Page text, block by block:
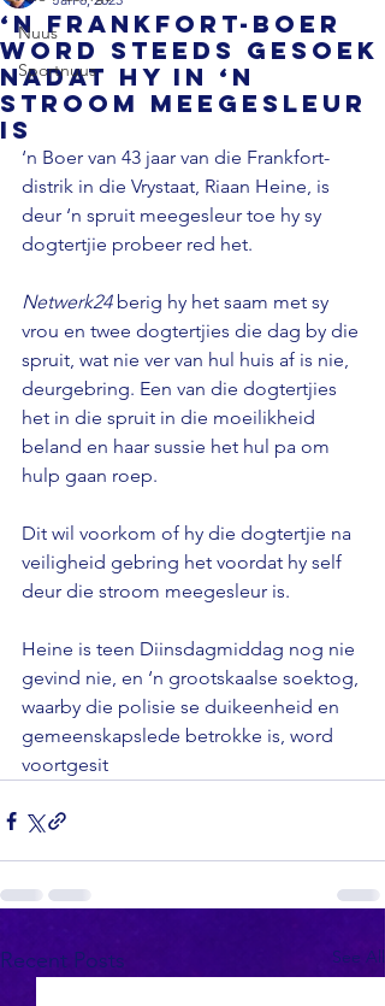
Nuus
Sportnuus
‘n Frankfort-boer
word steeds gesoek
nadat hy in ‘n
stroom meegesleur
is
‘n Boer van 43 jaar van die Frankfort-
distrik in die Vrystaat, Riaan Heine, is
deur ‘n spruit meegesleur toe hy sy
dogtertjie probeer red het.
Netwerk24 berig hy het saam met sy
vrou en twee dogtertjies die dag by die
spruit, wat nie ver van hul huis af is nie,
deurgebring. Een van die dogtertjies
het in die spruit in die moeilikheid
beland en haar sussie het hul pa om
hulp gaan roep.
Dit wil voorkom of hy die dogtertjie na
veiligheid gebring het voordat hy self
deur die stroom meegesleur is.
Heine is teen Diinsdagmiddag nog nie
gevind nie, en ‘n grootskaalse soektog,
waarby die polisie se duikeenheid en
gemeenskapslede betrokke is, word
voortgesit
Recent Posts See All